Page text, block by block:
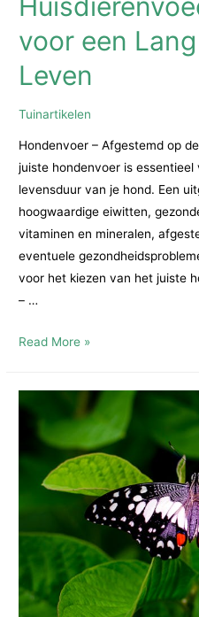
voor een
Leven
Tuinartikelen
Hondenvoer – Afgestemd op
juiste hondenvoer is
levensduur van je hond. Een
hoogwaardige eiwitten,
vitaminen en mineralen,
eventuele
voor het kiezen van het juiste
– …
Hondenvoer
De
Gezond
Read More »